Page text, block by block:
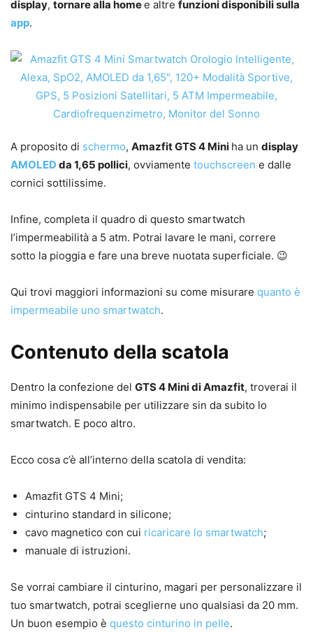
display, tornare alla homee altre funzioni disponibili sulla
app.
A proposito di schermo, Amazfit GTS 4 Mini ha un display
AMOLED da 1,65 pollici, ovviamente touchscreen e dalle
cornici sottilissime.
Infine, completa il quadro di questo smartwatch
l’impermeabilità a 5 atm. Potrai lavare le mani, correre
sotto la pioggia e fare una breve nuotata superficiale. 😉
Qui trovi maggiori informazioni su come misurare quanto è
impermeabile uno smartwatch.
Contenuto della scatola
Dentro la confezione del GTS 4 Mini di Amazfit, troverai il
minimo indispensabile per utilizzare sin da subito lo
smartwatch. E poco altro.
Ecco cosa c’è all’interno della scatola di vendita:
Amazfit GTS 4 Mini;
cinturino standard in silicone;
cavo magnetico con cui ricaricare lo smartwatch;
manuale di istruzioni.
Se vorrai cambiare il cinturino, magari per personalizzare il
tuo smartwatch, potrai sceglierne uno qualsiasi da 20 mm.
Un buon esempio è questo cinturino in pelle.